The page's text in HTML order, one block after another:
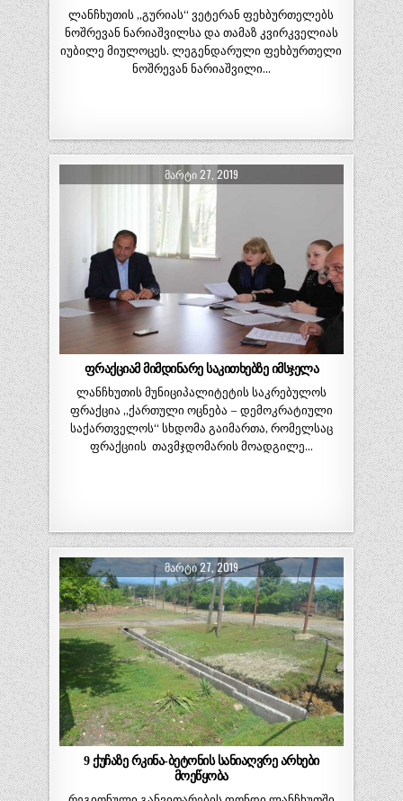
ლანჩხუთის „გურიას“ ვეტერან ფეხბურთელებს
ნოშრევან ნარიაშვილსა და თამაზ კვირკველიას
იუბილე მიულოცეს. ლეგენდარული ფეხბურთელი
ნოშრევან ნარიაშვილი…
ᲛᲐᲠᲢᲘ 27, 2019
ფრაქციამ მიმდინარე საკითხებზე იმსჯელა
ლანჩხუთის მუნიციპალიტეტის საკრებულოს
ფრაქცია ,,ქართული ოცნება – დემოკრატიული
საქართველოს“ სხდომა გაიმართა, რომელსაც
ფრაქციის თავმჯდომარის მოადგილე…
ᲛᲐᲠᲢᲘ 27, 2019
9 ქუჩაზე რკინა-ბეტონის სანიაღვრე არხები
მოეწყობა